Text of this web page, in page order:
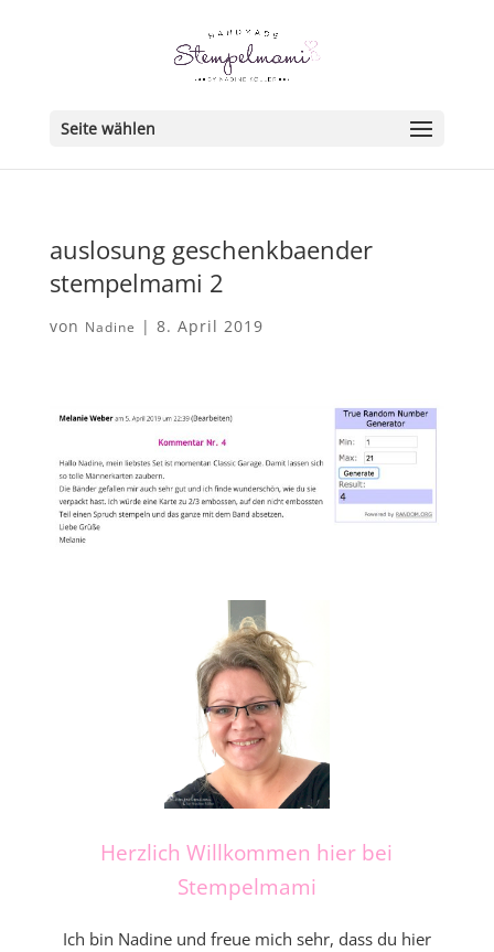
Seite wählen
auslosung geschenkbaender
stempelmami 2
von Nadine | 8. April 2019
Herzlich Willkommen hier bei
Stempelmami
Ich bin Nadine und freue mich sehr, dass du hier